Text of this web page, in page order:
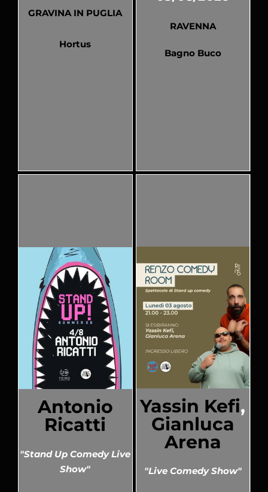
GRAVINA IN PUGLIA
Hortus
RAVENNA
Bagno Buco
Antonio
Ricatti
"Stand Up Comedy Live
Show"
Yassin Kefi,
Gianluca
Arena
"Live Comedy Show"